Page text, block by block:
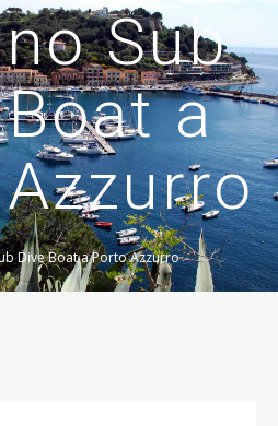
Sub
a
Dive Boat a Porto Azzurro